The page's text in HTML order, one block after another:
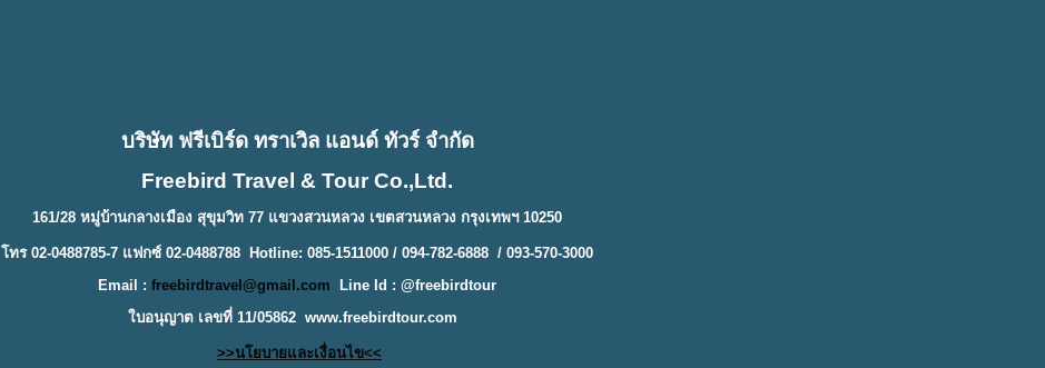
บริษัท ฟรีเบิร์ด ทราเวิล แอนด์ ทัวร์ จำกัด
Freebird Travel & Tour Co.,Ltd.
161/28 หมู่บ้านกลางเมือง สุขุมวิท 77 แขวงสวนหลวง เขตสวนหลวง กรุงเทพฯ 10250
โทร 02-0488785-7 แฟกซ์ 02-0488788 Hotline: 085-1511000 / 094-782-6888 / 093-570-3000
Email : freebirdtravel@gmail.com
Line Id : @freebirdtour
ใบอนุญาต เลขที่ 11/05862 www.freebirdtour.com
>>นโยบายและเงื่อนไข<<